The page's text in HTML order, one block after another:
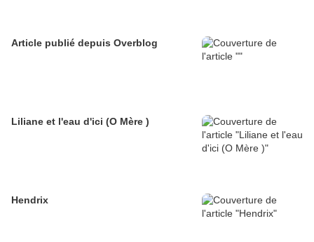
Article publié depuis Overblog
Liliane et l'eau d'ici (O Mère )
Hendrix